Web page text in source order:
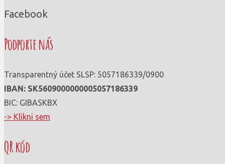
Facebook
Podporte nás
Transparentný účet SLSP: 5057186339/0900
IBAN: SK56090000000­05057186339
BIC: GIBASKBX
-> Klikni sem
QR kód